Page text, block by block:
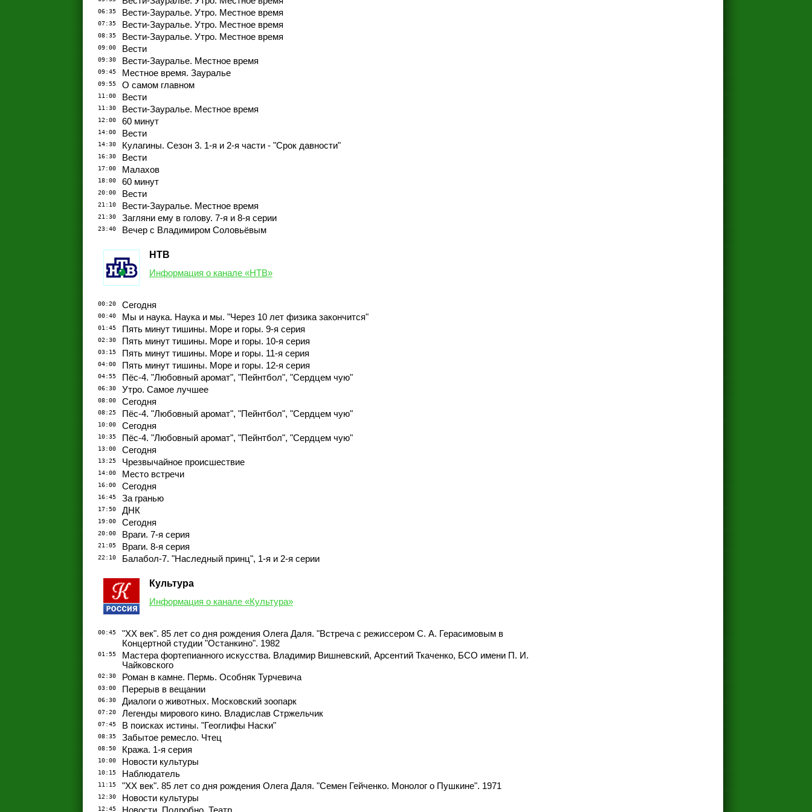
06:35 Вести-Зауралье. Утро. Местное время
07:35 Вести-Зауралье. Утро. Местное время
08:35 Вести-Зауралье. Утро. Местное время
09:00 Вести
09:30 Вести-Зауралье. Местное время
09:45 Местное время. Зауралье
09:55 О самом главном
11:00 Вести
11:30 Вести-Зауралье. Местное время
12:00 60 минут
14:00 Вести
14:30 Кулагины. Сезон 3. 1-я и 2-я части - "Срок давности"
16:30 Вести
17:00 Малахов
18:00 60 минут
20:00 Вести
21:10 Вести-Зауралье. Местное время
21:30 Загляни ему в голову. 7-я и 8-я серии
23:40 Вечер с Владимиром Соловьёвым
НТВ
Информация о канале «НТВ»
00:20 Сегодня
00:40 Мы и наука. Наука и мы. "Через 10 лет физика закончится"
01:45 Пять минут тишины. Море и горы. 9-я серия
02:30 Пять минут тишины. Море и горы. 10-я серия
03:15 Пять минут тишины. Море и горы. 11-я серия
04:00 Пять минут тишины. Море и горы. 12-я серия
04:55 Пёс-4. "Любовный аромат", "Пейнтбол", "Сердцем чую"
06:30 Утро. Самое лучшее
08:00 Сегодня
08:25 Пёс-4. "Любовный аромат", "Пейнтбол", "Сердцем чую"
10:00 Сегодня
10:35 Пёс-4. "Любовный аромат", "Пейнтбол", "Сердцем чую"
13:00 Сегодня
13:25 Чрезвычайное происшествие
14:00 Место встречи
16:00 Сегодня
16:45 За гранью
17:50 ДНК
19:00 Сегодня
20:00 Враги. 7-я серия
21:05 Враги. 8-я серия
22:10 Балабол-7. "Наследный принц", 1-я и 2-я серии
Культура
Информация о канале «Культура»
00:45
"ХX век". 85 лет со дня рождения Олега Даля. "Встреча с режиссером С. А. Герасимовым в
Концертной студии "Останкино". 1982
01:55
Мастера фортепианного искусства. Владимир Вишневский, Арсентий Ткаченко, БСО имени П. И.
Чайковского
02:30 Роман в камне. Пермь. Особняк Турчевича
03:00 Перерыв в вещании
06:30 Диалоги о животных. Московский зоопарк
07:20 Легенды мирового кино. Владислав Стржельчик
07:45 В поисках истины. "Геоглифы Наски"
08:35 Забытое ремесло. Чтец
08:50 Кража. 1-я серия
10:00 Новости культуры
10:15 Наблюдатель
11:15 "ХX век". 85 лет со дня рождения Олега Даля. "Семен Гейченко. Монолог о Пушкине". 1971
12:30 Новости культуры
12:45